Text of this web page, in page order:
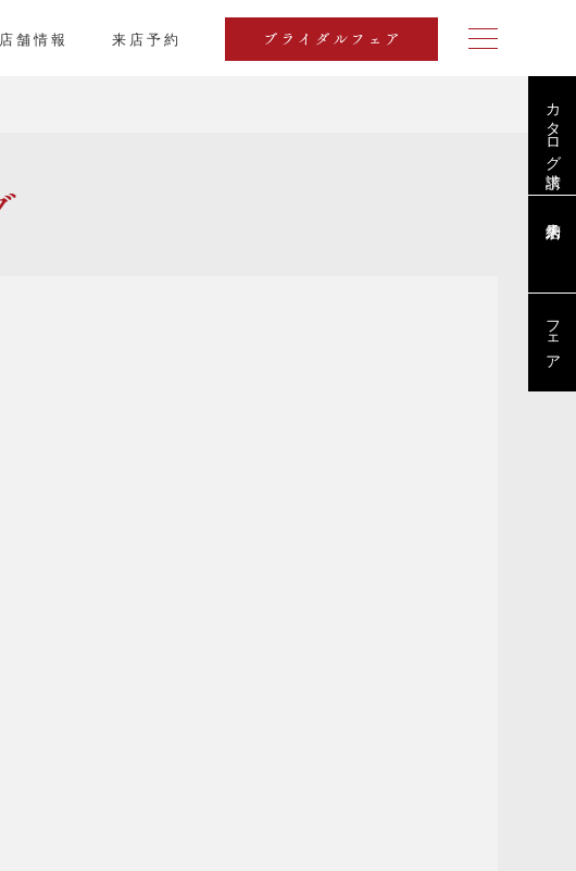
店舗情報 来店予約 ブライダルフェア
カタログ請求
フェア
スタッフブログ